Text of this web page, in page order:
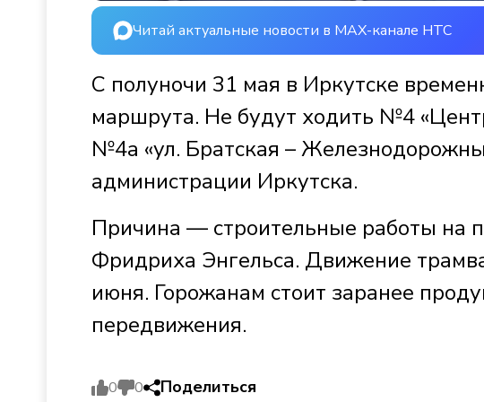
Читай актуальные новости в MAX-канале НТС
С полуночи 31 мая в Иркутске
маршрута. Не будут ходить №4
№4а «ул. Братская –
администрации Иркутска.
Причина — строительные работы на
Фридриха Энгельса. Движение
июня. Горожанам стоит заранее
передвижения.
0 0 Поделиться